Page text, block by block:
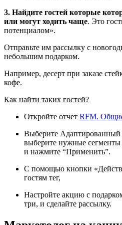
3. Найдите гостей которые
или могут ходить чаще. Это
потенциалом».
Отправьте им рассылку с
небольшим подарком.
Например, десерт при заказе
кофе.
Как найти таких гостей?
Откройте отчет RFM.
Выберите Адаптированный
выберите нужные
и нажмите “Применить”.
С помощью кнопки
гостям тег,
Настройте акцию с
три, и сделайте рассылку.